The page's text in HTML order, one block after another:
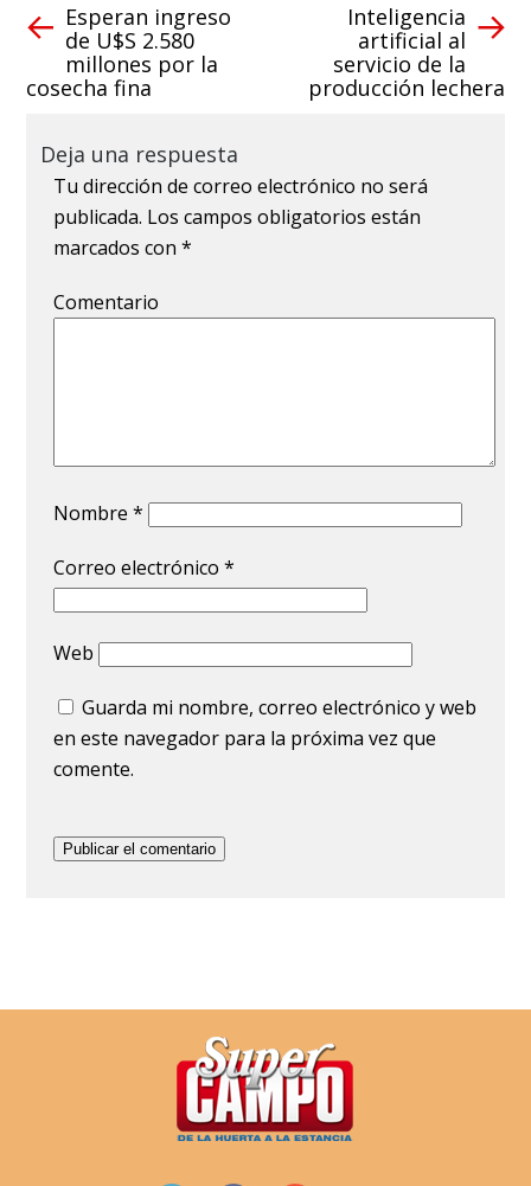
Esperan ingreso
de U$S 2.580
millones por la
cosecha fina
Inteligencia
artificial al
servicio de la
producción lechera
Deja una respuesta
Tu dirección de correo electrónico no será
publicada. Los campos obligatorios están
marcados con*
Comentario
Nombre*
Correo electrónico*
Web
Guarda mi nombre, correo electrónico y web
en este navegador para la próxima vez que
comente.